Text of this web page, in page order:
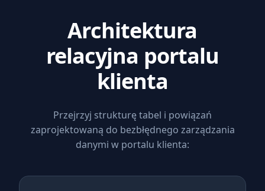
Architektura
relacyjna portalu
klienta
Przejrzyj strukturę tabel i powiązań
zaprojektowaną do bezbłędnego zarządzania
danymi w portalu klienta: